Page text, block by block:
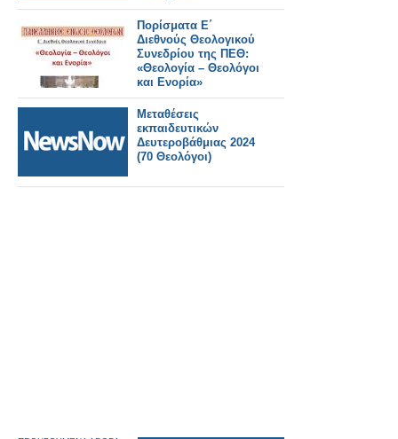
Πορίσματα Ε΄
Διεθνούς Θεολογικού
Συνεδρίου της ΠΕΘ:
«Θεολογία – Θεολόγοι
και Ενορία»
Μεταθέσεις
εκπαιδευτικών
Δευτεροβάθμιας 2024
(70 Θεολόγοι)